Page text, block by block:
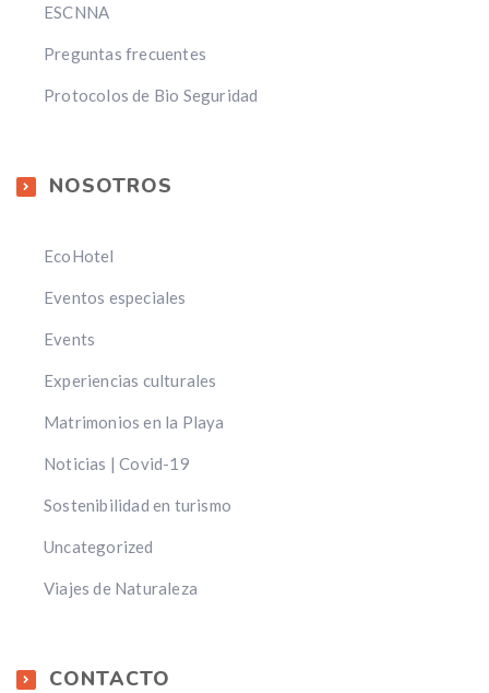
ESCNNA
Preguntas frecuentes
Protocolos de Bio Seguridad
NOSOTROS
EcoHotel
Eventos especiales
Events
Experiencias culturales
Matrimonios en la Playa
Noticias | Covid-19
Sostenibilidad en turismo
Uncategorized
Viajes de Naturaleza
CONTACTO